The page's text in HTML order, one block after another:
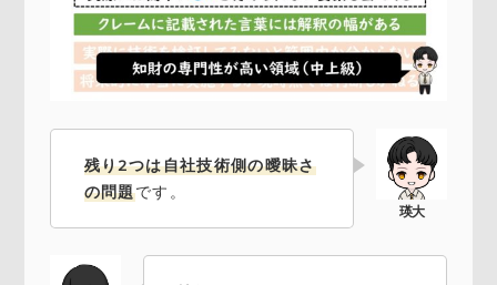
残り2つは自社技術側の曖昧さ
の問題です。